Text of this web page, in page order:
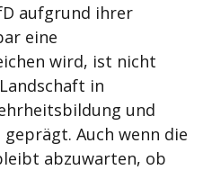
aufgrund ihrer
eine
wird, ist nicht
in
und
Auch wenn die
abzuwarten, ob